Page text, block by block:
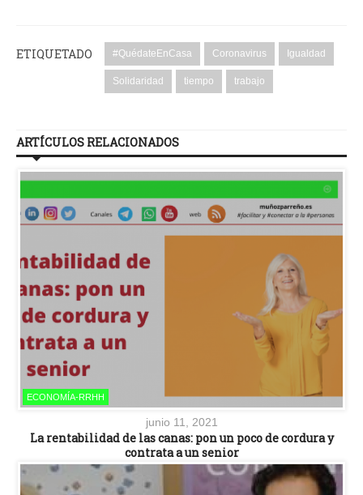
ETIQUETADO #QuédateEnCasa Coronavirus Igualdad
Solidaridad tiempo trabajo
ARTÍCULOS RELACIONADOS
ECONOMÍA-RRHH
junio 11, 2021
La rentabilidad de las canas: pon un poco de cordura y
contrata a un senior